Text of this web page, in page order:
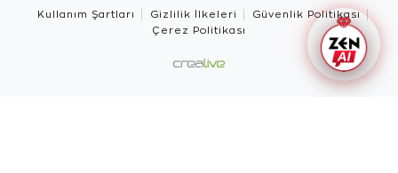
Kullanım Şartları Gizlilik İlkeleri
Güvenlik Politikası
Çerez Politikası